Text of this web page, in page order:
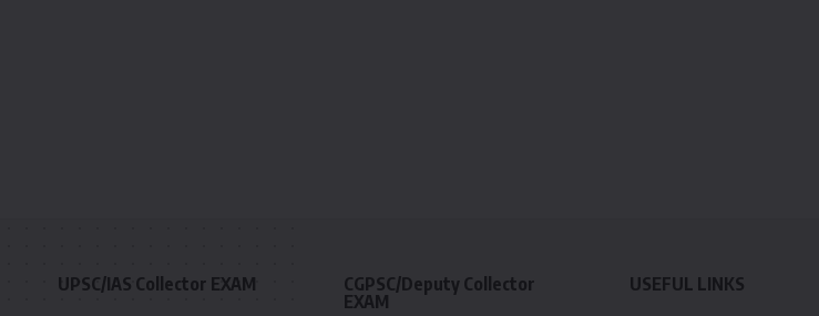
UPSC/IAS Collector EXAM
CGPSC/Deputy Collector
EXAM
USEFUL LINKS